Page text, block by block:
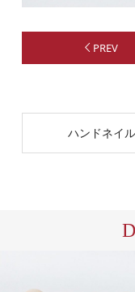
PREV
ハンドネイル